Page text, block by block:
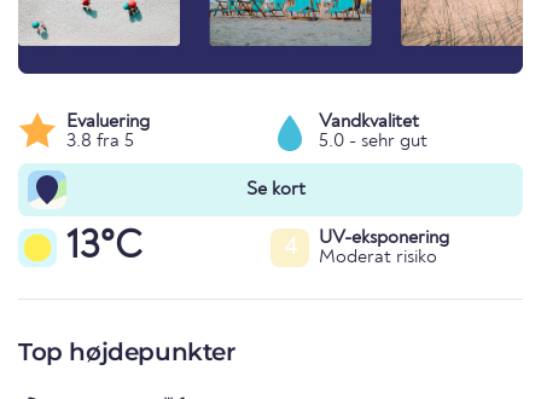
Evaluering
3.8 fra 5
Vandkvalitet
5.0 - sehr gut
Se kort
13°C 4
UV-eksponering
Moderat risiko
Top højdepunkter